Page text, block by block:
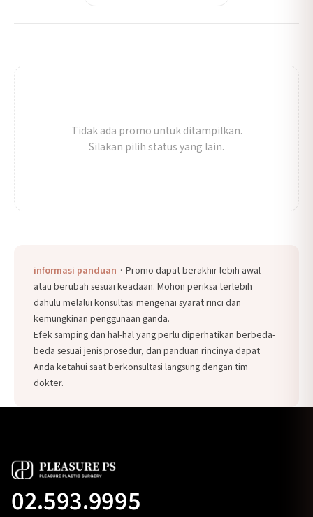
Tidak ada promo untuk ditampilkan.
Silakan pilih status yang lain.
informasi panduan · Promo dapat berakhir lebih awal
atau berubah sesuai keadaan. Mohon periksa terlebih
dahulu melalui konsultasi mengenai syarat rinci dan
kemungkinan penggunaan ganda.
Efek samping dan hal-hal yang perlu diperhatikan berbeda-
beda sesuai jenis prosedur, dan panduan rincinya dapat
Anda ketahui saat berkonsultasi langsung dengan tim
dokter.
02.593.9995